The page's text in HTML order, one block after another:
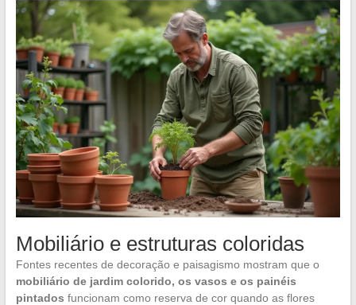
Mobiliário e estruturas coloridas
Fontes recentes de decoração e paisagismo mostram que o
mobiliário de jardim colorido, os vasos e os painéis
pintados funcionam como reserva de cor quando as flores